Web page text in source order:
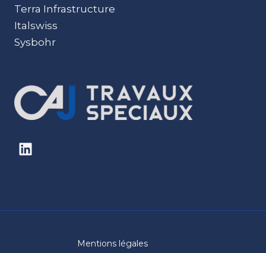
Terra Infrastructure
Italswiss
Sysbohr
Mentions légales